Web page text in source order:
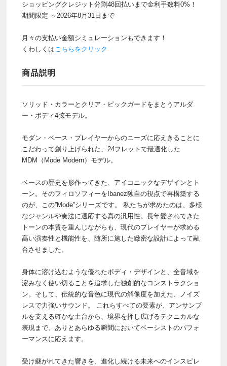
ショッピングクレジット分割48回払いまで金利手数料0%！
期間限定 ～2026年8月31日まで
月々の支払い金額シミュレーションもできます！
くわしくはこちらをクリック
商品説明
ソリッド・カラーとクリア・ピックガードをまとうアルダ
ー・ボディ4弦モデル。
モダン・ベース・プレイヤーからのニーズに応えきることに
こだわって創り上げられた、24フレットで最適化した
MDM（Mode Modern）モデル。
ベースの歴史を形作ってきた、アイコニックなデザインとト
ーン。そのフィロソフィーをIbanez独自の視点で再構築する
のが、この”Mode”シリーズです。 私たちが求めたのは、多様
なジャンルや奏法に適応する真の汎用性。長年愛されてきた
トーンの本質を重んじながらも、現代のプレイヤーが求める
高い演奏性と機能性を、随所に施した緻密な設計によって融
合させました。
身体に溶け込むような優れたボディ・デザインと、全音域を
淀みなく使い切ることを追求した独創的なコンストラクショ
ン。そして、伝統的な音色に現代の解像度を加えた、ノイズ
レスで力強いサウンド。 これらすべての要素が、アンサンブ
ルを支える確かな土台から、境界を押し広げるテクニカルな
表現まで、ありとあらゆる瞬間においてベーシストのパフォ
ーマンスに応えます。
受け継がれてきた響きを、進化し続ける未来へのインスピレ